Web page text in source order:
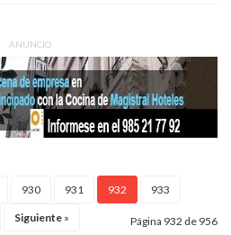
ANUNCIO
930 931 932 933
Siguiente » Página 932 de 956